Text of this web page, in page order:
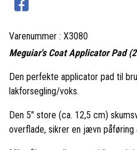
Varenummer : X3080
Meguiar's Coat Applicator Pad
Den perfekte applicator pad til
lakforsegling/voks.
Den 5" store (ca. 12,5 cm)
overflade, sikrer en jævn påføring